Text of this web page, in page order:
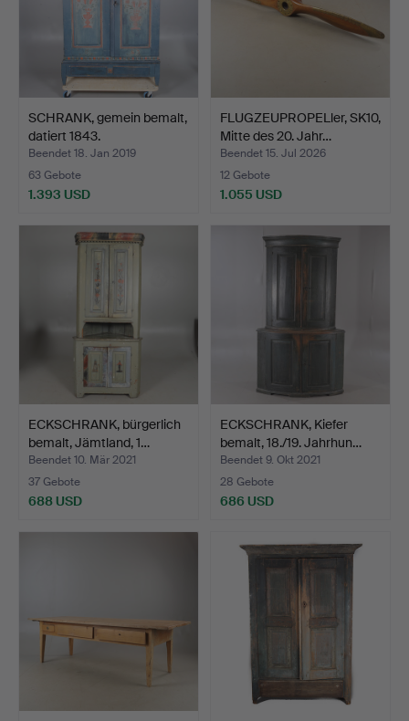
SCHRANK, gemein bemalt,
datiert 1843.
Beendet 18. Jan 2019
63 Gebote
1.393 USD
FLUGZEUPROPELler, SK10,
Mitte des 20. Jahr…
Beendet 15. Jul 2026
12 Gebote
1.055 USD
ECKSCHRANK, bürgerlich
bemalt, Jämtland, 1…
Beendet 10. Mär 2021
37 Gebote
688 USD
ECKSCHRANK, Kiefer
bemalt, 18./19. Jahrhun…
Beendet 9. Okt 2021
28 Gebote
686 USD